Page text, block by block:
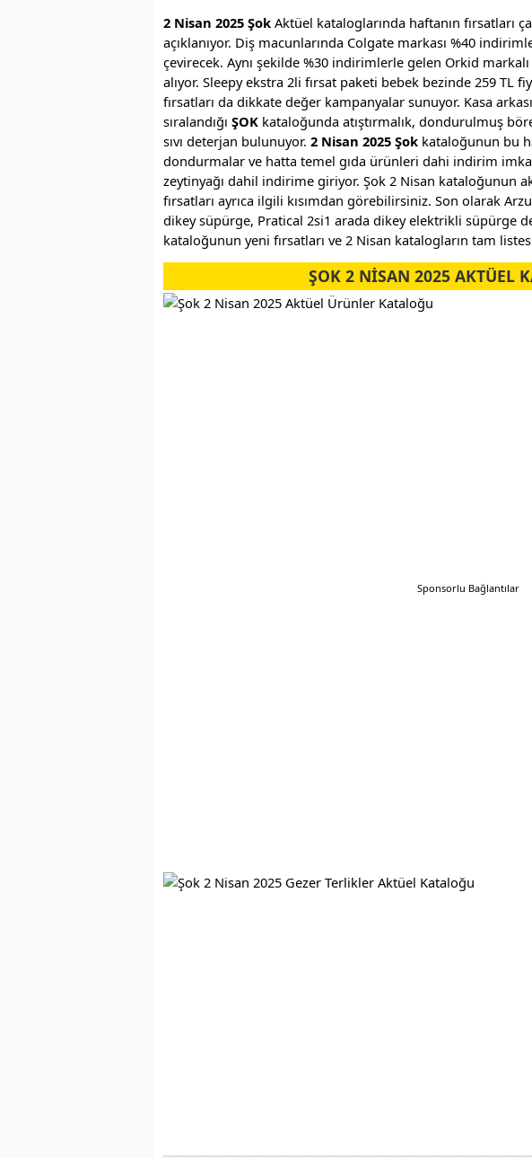
2 Nisan 2025 Şok Aktüel kataloglarında haftanın fırsatları
açıklanıyor. Diş macunlarında Colgate markası %40
çevirecek. Aynı şekilde %30 indirimlerle gelen Orkid
alıyor. Sleepy ekstra 2li fırsat paketi bebek bezinde 259 TL
fırsatları da dikkate değer kampanyalar sunuyor. Kasa
sıralandığı ŞOK kataloğunda atıştırmalık, dondurulmuş
sıvı deterjan bulunuyor. 2 Nisan 2025 Şok kataloğunun bu
dondurmalar ve hatta temel gıda ürünleri dahi indirim
zeytinyağı dahil indirime giriyor. Şok 2 Nisan kataloğunun
fırsatları ayrıca ilgili kısımdan görebilirsiniz. Son olarak
dikey süpürge, Pratical 2si1 arada dikey elektrikli süpürge
kataloğunun yeni fırsatları ve 2 Nisan katalogların tam
ŞOK 2 NİSAN 2025 AKTÜEL
Sponsorlu Bağlantılar